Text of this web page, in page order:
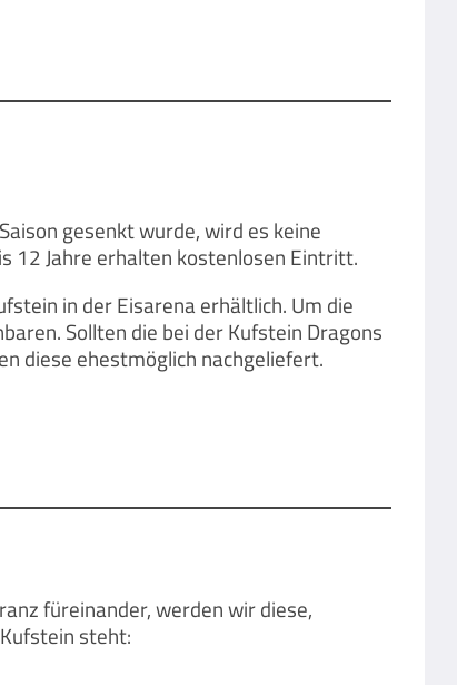
gesenkt wurde, wird es keine
12 Jahre erhalten kostenlosen Eintritt.
in der Eisarena erhältlich. Um die
Sollten die bei der Kufstein Dragons
diese ehestmöglich nachgeliefert.
füreinander, werden wir diese,
steht: